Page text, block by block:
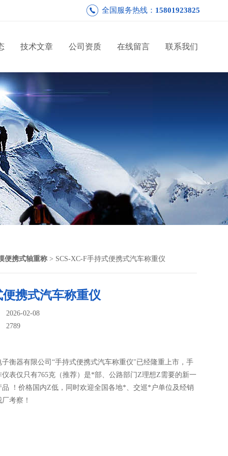
全国服务热线： 15801923825
技术文章 公司资质 在线留言 联系我们
便携式轴重称 > SCS-XC-F手持式便携式汽车称重仪
携式汽车称重仪
2026-02-08
2789
子衡器有限公司“手持式便携式汽车称重仪"已经隆重上市，手
仪表仅只有765克（推荐）是*部、公路部门Z理想Z需要的新一
品 ！价格国内Z低，同时欢迎全国各地*、交巡*户单位及经销
考察！